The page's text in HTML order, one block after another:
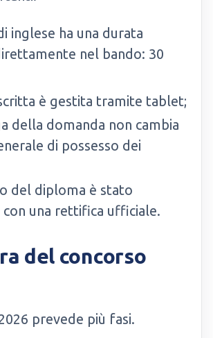
inglese ha una durata
nel bando: 30
è gestita tramite tablet;
della domanda non cambia
di possesso dei
del diploma è stato
con una rettifica ufficiale.
del concorso
prevede più fasi.